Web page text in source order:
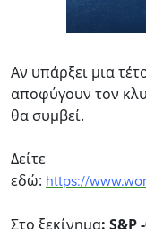
Αν υπάρξει μια
αποφύγουν τον
θα συμβεί.
Δείτε
εδώ: https://
Στο ξεκίνημα: S&P